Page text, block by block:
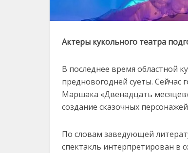
Актеры кукольного театра
В последнее время областной
предновогодней суеты. Сейчас
Маршака «Двенадцать
создание сказочных
По словам заведующей
спектакль интерпретирован в